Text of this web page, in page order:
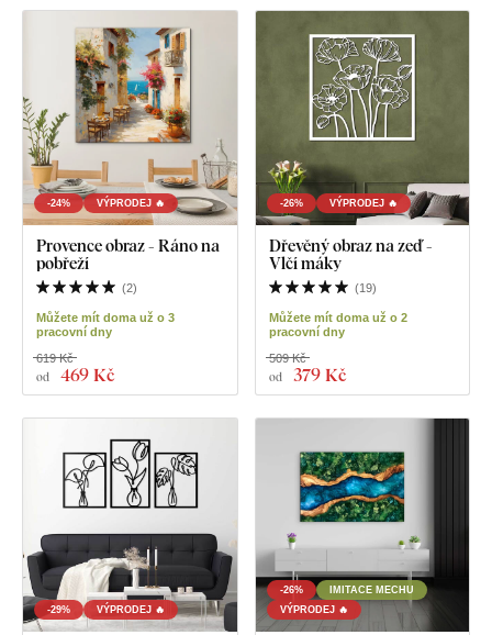
-24% VÝPRODEJ 🔥
Provence obraz - Ráno na
pobřeží
(2)
Můžete mít doma už o 3
pracovní dny
od 469 Kč
619 Kč
-26% VÝPRODEJ 🔥
Dřevěný obraz na zeď -
Vlčí máky
(19)
Můžete mít doma už o 2
pracovní dny
od 379 Kč
509 Kč
-29% VÝPRODEJ 🔥
-26%
IMITACE MECHU
VÝPRODEJ 🔥